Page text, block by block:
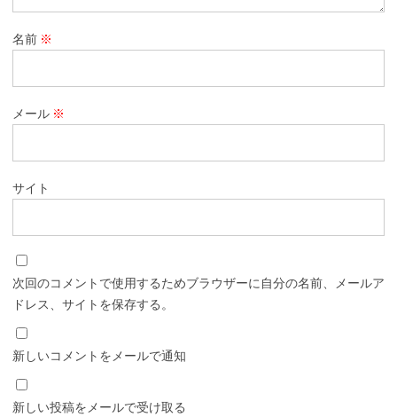
名前 ※
メール ※
サイト
次回のコメントで使用するためブラウザーに自分の名前、メールア
ドレス、サイトを保存する。
新しいコメントをメールで通知
新しい投稿をメールで受け取る